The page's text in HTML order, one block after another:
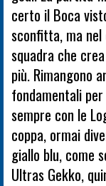
certo il Boca
sconfitta, ma
squadra che
più. Rimangono
fondamentali
sempre con le
coppa, ormai
giallo blu, come
Ultras Gekko,